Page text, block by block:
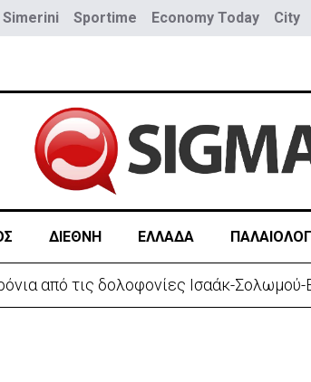
Simerini Sportime Economy Today City
ΔΙΕΘΝΗ ΕΛΛΑΔΑ
από τις δολοφονίες Ισαάκ-